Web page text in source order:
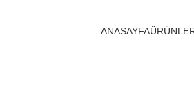
ANASAYFA